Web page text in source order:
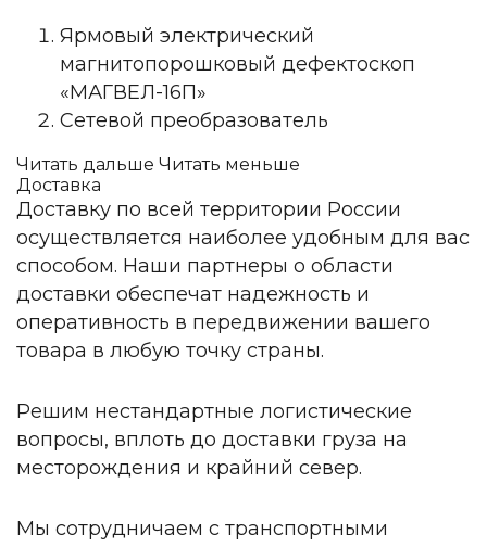
Ярмовый электрический
магнитопорошковый дефектоскоп
«МАГВЕЛ-16П»
Сетевой преобразователь
Читать дальше Читать меньше
Доставка
Доставку по всей территории России
осуществляется наиболее удобным для вас
способом. Наши партнеры о области
доставки обеспечат надежность и
оперативность в передвижении вашего
товара в любую точку страны.
Решим нестандартные логистические
вопросы, вплоть до доставки груза на
месторождения и крайний север.
Мы сотрудничаем с транспортными